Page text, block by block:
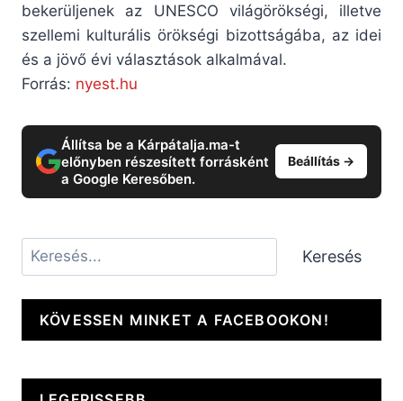
bekerüljenek az UNESCO világörökségi, illetve
szellemi kulturális örökségi bizottságába, az idei
és a jövő évi választások alkalmával.
Forrás: nyest.hu
Állítsa be a Kárpátalja.ma-t
előnyben részesített forrásként
a Google Keresőben.
Beállítás →
Keresés Keresés
KÖVESSEN MINKET A FACEBOOKON!